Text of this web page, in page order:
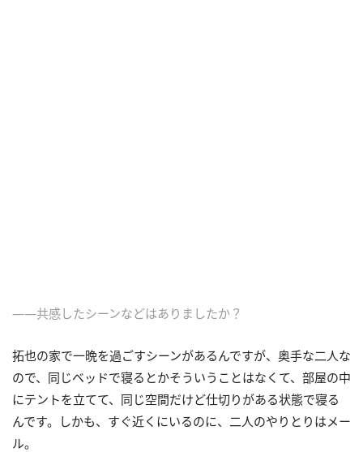
――共感したシーンなどはありましたか？
拓也の家で一晩を過ごすシーンがあるんですが、奥手な二人な
ので、同じベッドで寝るとかそういうことはなくて、部屋の中
にテントを立てて、同じ空間だけど仕切りがある状態で寝る
んです。しかも、すぐ近くにいるのに、二人のやりとりはメー
ル。